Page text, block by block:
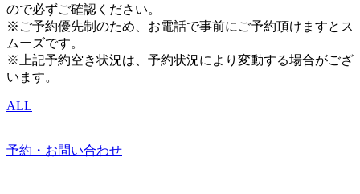
ので必ずご確認ください。
※ご予約優先制のため、お電話で事前にご予約頂けますとス
ムーズです。
※上記予約空き状況は、予約状況により変動する場合がござ
います。
ALL
予約・お問い合わせ